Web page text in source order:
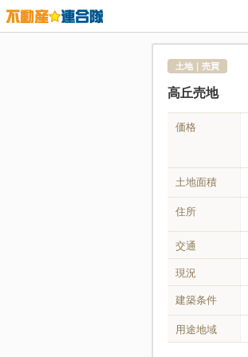
土地｜売買
高丘売地
価格
土地面積
住所
交通
現況
建築条件
用途地域